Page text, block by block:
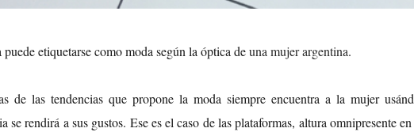
etiquetarse como moda según la óptica deuna mujer argentina.
de las tendencias que propone la moda siempre encuentra a la mujer
se rendirá a sus gustos. Ese es el caso de las plataformas, altura omnipresente